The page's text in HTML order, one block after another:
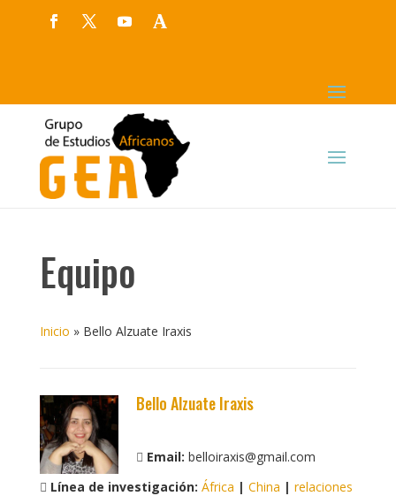
Equipo
Inicio » Bello Alzuate Iraxis
Bello Alzuate Iraxis
Email:belloiraxis@gmail.com
Línea de investigación: África | China | relaciones